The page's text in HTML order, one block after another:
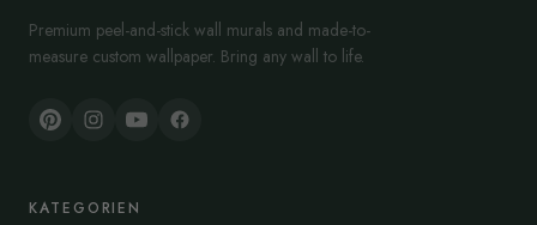
Premium peel-and-stick wall murals and made-to-
measure custom wallpaper. Bring any wall to life.
KATEGORIEN